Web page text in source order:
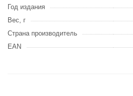
Год издания
Вес, г
Страна производитель
EAN